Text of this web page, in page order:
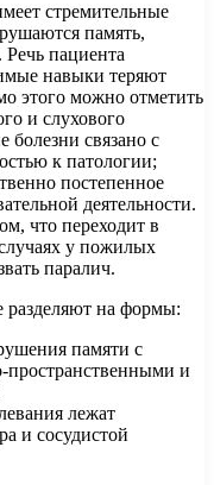
стремительные
память,
Речь пациента
навыки теряют
этого можно отметить
и слухового
болезни связано с
к патологии;
постепенное
деятельности.
что переходит в
у пожилых
паралич.
на формы:
памяти с
пространственными и
лежат
и сосудистой